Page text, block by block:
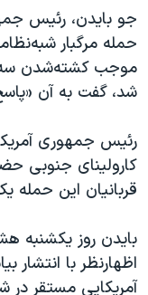
جو بایدن، رئیس
حمله مرگبار
موجب کشته‌شدن سه
شد، گفت به آن
رئیس جمهوری آمریکا
کارولینای جنوبی
قربانیان این
بایدن روز یکشنبه
اظهارنظر با انتشار
آمریکایی مستقر در